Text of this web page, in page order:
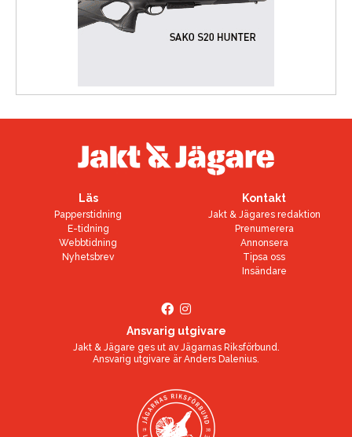
Läs
Papperstidning
E-tidning
Webbtidning
Nyhetsbrev
Kontakt
Jakt & Jägares redaktion
Prenumerera
Annonsera
Tipsa oss
Insändare
Ansvarig utgivare
Jakt & Jägare ges ut av Jägarnas Riksförbund.
Ansvarig utgivare ärAnders Dalenius.